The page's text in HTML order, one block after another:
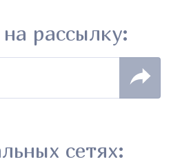
рассылку:
сетях: